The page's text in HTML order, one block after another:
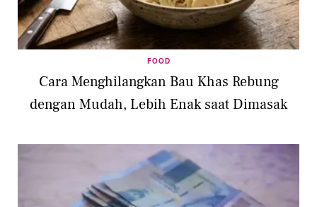
FOOD
Cara Menghilangkan Bau Khas Rebung
dengan Mudah, Lebih Enak saat Dimasak